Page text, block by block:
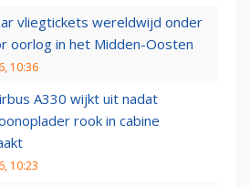
vliegtickets wereldwijd onder
oorlog in het Midden-Oosten
10:36
A330 wijkt uit nadat
rook in cabine
10:23